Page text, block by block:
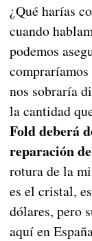
¿Qué harías
cuando
podemos
nos sobraría
la cantidad
Fold deberá
reparación
rotura de la
es el cristal,
dólares, pero
aquí en